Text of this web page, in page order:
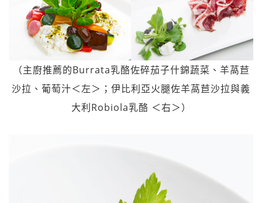
（主廚推薦的Burrata乳酪佐碎茄子什錦蔬菜、羊萵苣
沙拉、葡萄汁＜左＞；伊比利亞火腿佐羊萵苣沙拉與義
大利Robiola乳酪 ＜右＞）